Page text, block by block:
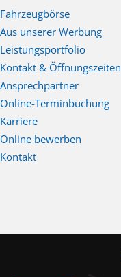
Fahrzeugbörse
Aus unserer Werbung
Leistungsportfolio
Kontakt & Öffnungszeiten
Ansprechpartner
Online-Terminbuchung
Karriere
Online bewerben
Kontakt